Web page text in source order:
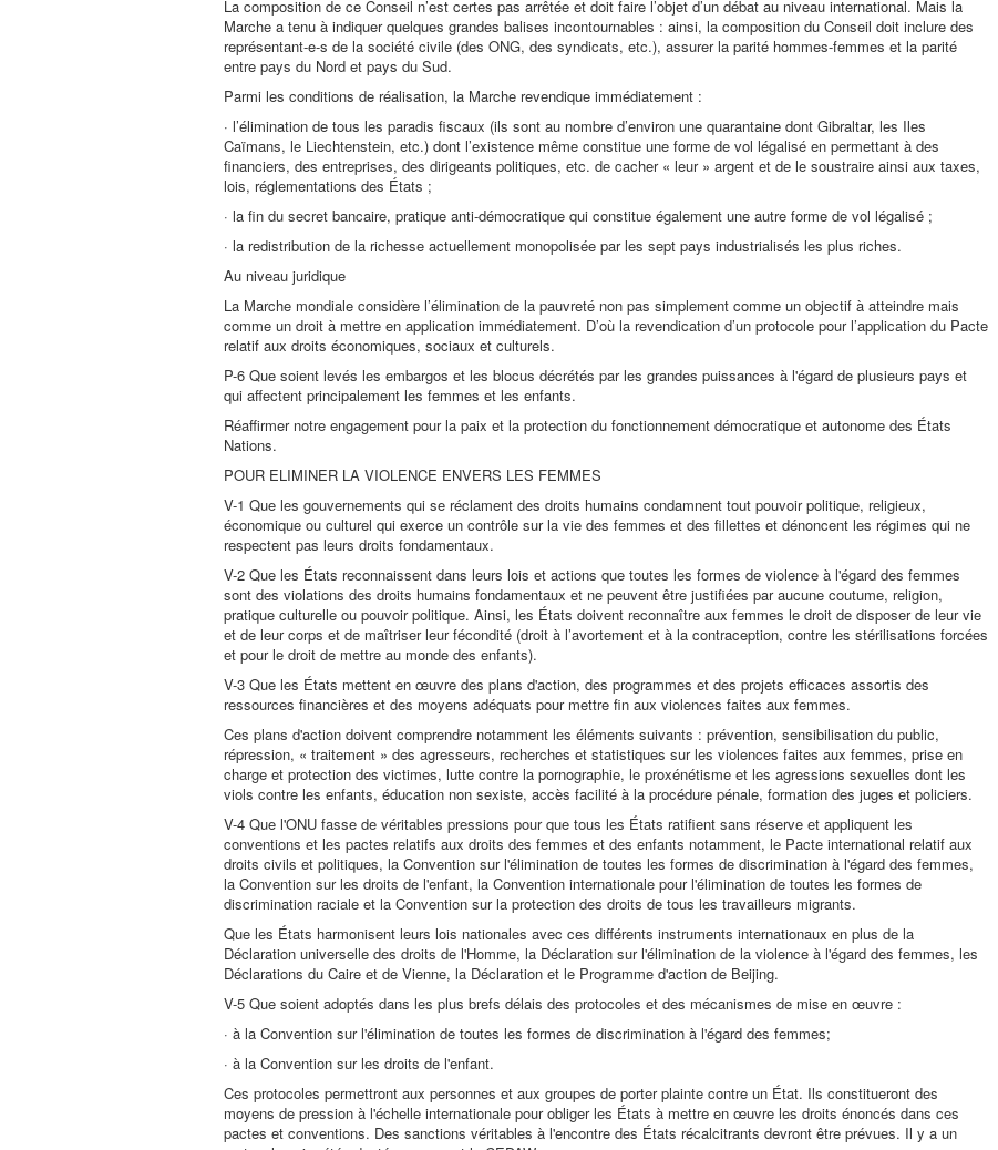
La composition de ce Conseil n’est certes pas arrêtée et doit faire l’objet d’un débat au niveau international. Mais la
Marche a tenu à indiquer quelques grandes balises incontournables : ainsi, la composition du Conseil doit inclure des
représentant-e-s de la société civile (des ONG, des syndicats, etc.), assurer la parité hommes-femmes et la parité
entre pays du Nord et pays du Sud.
Parmi les conditions de réalisation, la Marche revendique immédiatement :
· l’élimination de tous les paradis fiscaux (ils sont au nombre d’environ une quarantaine dont Gibraltar, les Iles
Caïmans, le Liechtenstein, etc.) dont l’existence même constitue une forme de vol légalisé en permettant à des
financiers, des entreprises, des dirigeants politiques, etc. de cacher « leur » argent et de le soustraire ainsi aux taxes,
lois, réglementations des États ;
· la fin du secret bancaire, pratique anti-démocratique qui constitue également une autre forme de vol légalisé ;
· la redistribution de la richesse actuellement monopolisée par les sept pays industrialisés les plus riches.
Au niveau juridique
La Marche mondiale considère l’élimination de la pauvreté non pas simplement comme un objectif à atteindre mais
comme un droit à mettre en application immédiatement. D’où la revendication d’un protocole pour l’application du Pacte
relatif aux droits économiques, sociaux et culturels.
P-6 Que soient levés les embargos et les blocus décrétés par les grandes puissances à l'égard de plusieurs pays et
qui affectent principalement les femmes et les enfants.
Réaffirmer notre engagement pour la paix et la protection du fonctionnement démocratique et autonome des États
Nations.
POUR ELIMINER LA VIOLENCE ENVERS LES FEMMES
V-1 Que les gouvernements qui se réclament des droits humains condamnent tout pouvoir politique, religieux,
économique ou culturel qui exerce un contrôle sur la vie des femmes et des fillettes et dénoncent les régimes qui ne
respectent pas leurs droits fondamentaux.
V-2 Que les États reconnaissent dans leurs lois et actions que toutes les formes de violence à l'égard des femmes
sont des violations des droits humains fondamentaux et ne peuvent être justifiées par aucune coutume, religion,
pratique culturelle ou pouvoir politique. Ainsi, les États doivent reconnaître aux femmes le droit de disposer de leur vie
et de leur corps et de maîtriser leur fécondité (droit à l’avortement et à la contraception, contre les stérilisations forcées
et pour le droit de mettre au monde des enfants).
V-3 Que les États mettent en œuvre des plans d'action, des programmes et des projets efficaces assortis des
ressources financières et des moyens adéquats pour mettre fin aux violences faites aux femmes.
Ces plans d'action doivent comprendre notamment les éléments suivants : prévention, sensibilisation du public,
répression, « traitement » des agresseurs, recherches et statistiques sur les violences faites aux femmes, prise en
charge et protection des victimes, lutte contre la pornographie, le proxénétisme et les agressions sexuelles dont les
viols contre les enfants, éducation non sexiste, accès facilité à la procédure pénale, formation des juges et policiers.
V-4 Que l'ONU fasse de véritables pressions pour que tous les États ratifient sans réserve et appliquent les
conventions et les pactes relatifs aux droits des femmes et des enfants notamment, le Pacte international relatif aux
droits civils et politiques, la Convention sur l'élimination de toutes les formes de discrimination à l'égard des femmes,
la Convention sur les droits de l'enfant, la Convention internationale pour l'élimination de toutes les formes de
discrimination raciale et la Convention sur la protection des droits de tous les travailleurs migrants.
Que les États harmonisent leurs lois nationales avec ces différents instruments internationaux en plus de la
Déclaration universelle des droits de l'Homme, la Déclaration sur l'élimination de la violence à l'égard des femmes, les
Déclarations du Caire et de Vienne, la Déclaration et le Programme d'action de Beijing.
V-5 Que soient adoptés dans les plus brefs délais des protocoles et des mécanismes de mise en œuvre :
· à la Convention sur l'élimination de toutes les formes de discrimination à l'égard des femmes;
· à la Convention sur les droits de l'enfant.
Ces protocoles permettront aux personnes et aux groupes de porter plainte contre un État. Ils constitueront des
moyens de pression à l'échelle internationale pour obliger les États à mettre en œuvre les droits énoncés dans ces
pactes et conventions. Des sanctions véritables à l'encontre des États récalcitrants devront être prévues. Il y a un